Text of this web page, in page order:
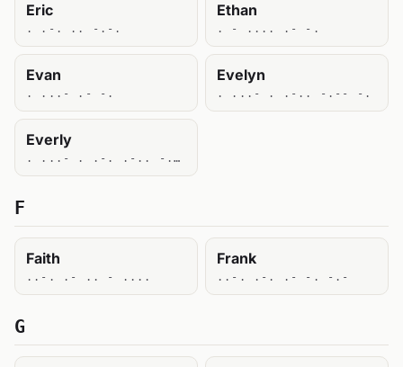
Eric
. .-. .. -.-.
Ethan
. - .... .- -.
Evan
. ...- .- -.
Evelyn
. ...- . .-.. -.-- -.
Everly
. ...- . .-. .-.. -.--
F
Faith
..-. .- .. - ....
Frank
..-. .-. .- -. -.-
G